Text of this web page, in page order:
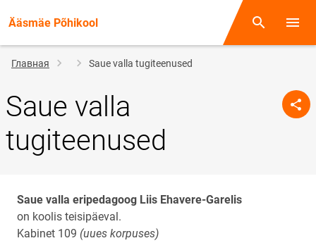
Ääsmäe Põhikool Поиск
Строка
навигации
Главная Saue valla tugiteenused
Saue valla
tugiteenused
Saue valla eripedagoog Liis Ehavere-Garelis
on koolis teisipäeval.
Kabinet 109 (uues korpuses)